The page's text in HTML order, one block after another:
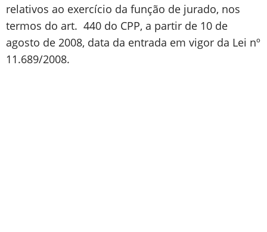
relativos ao exercício da função de jurado, nos
termos do art. 440 do CPP, a partir de 10 de
agosto de 2008, data da entrada em vigor da Lei nº
11.689/2008.